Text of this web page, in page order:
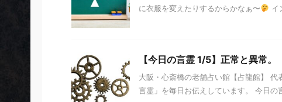
に衣服を変えたりするからかなぁ〜
イ
【今日の言霊 1/5】正常と異常。
大阪・心斎橋の老舗占い館【占龍館】
言霊」を毎日お伝えしています。 今日